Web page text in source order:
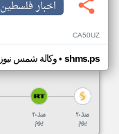
اخبار فلسطين
CA50UZ
وكالة شمس نيوز• shms.ps
منذ ٢٠
يوم
منذ ٢٠
يوم